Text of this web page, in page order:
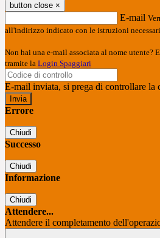
button close ×
E-mail
all'indirizzo indicato con le istruzioni
Non hai una e-mail associata al nome utente?
tramite la Login Spaggiari
E-mail inviata, si prega di controllare la
Errore
Chiudi
Successo
Chiudi
Informazione
Chiudi
Attendere...
Attendere il completamento